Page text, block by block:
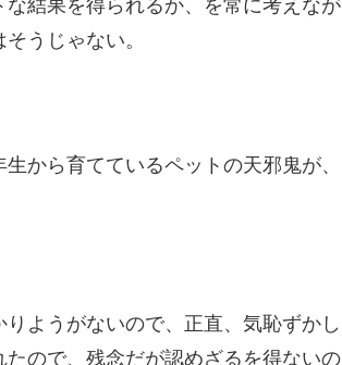
結果を得られるか、を常に考えなが
うじゃない。
から育てているペットの天邪鬼が、
ようがないので、正直、気恥ずかし
ので、残念だが認めざるを得ないの